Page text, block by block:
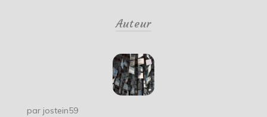
Auteur
par jostein59